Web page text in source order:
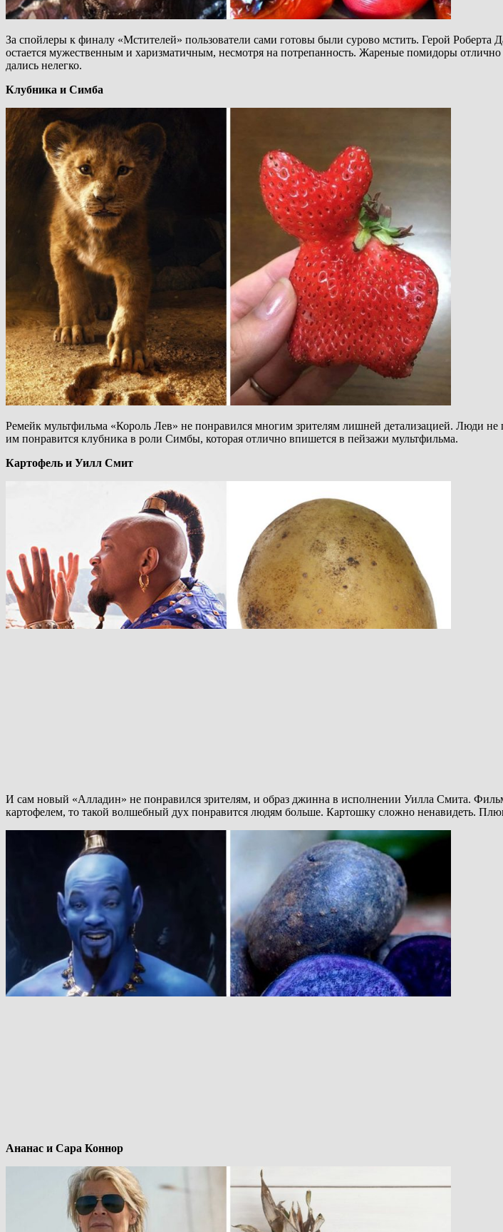
За спойлеры к финалу «Мстителей» пользователи сами готовы были сурово мстить. Герой
остается мужественным и харизматичным, несмотря на потрепанность. Жареные помидоры
дались нелегко.
Клубника и Симба
Ремейк мультфильма «Король Лев» не понравился многим зрителям лишней детализацией. Люди
им понравится клубника в роли Симбы, которая отлично впишется в пейзажи мультфильма.
Картофель и Уилл Смит
И сам новый «Алладин» не понравился зрителям, и образ джинна в исполнении Уилла Смита.
картофелем, то такой волшебный дух понравится людям больше. Картошку сложно ненавидеть.
Ананас и Сара Коннор